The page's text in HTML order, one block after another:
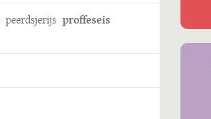
peerdsjerijs proffeseis